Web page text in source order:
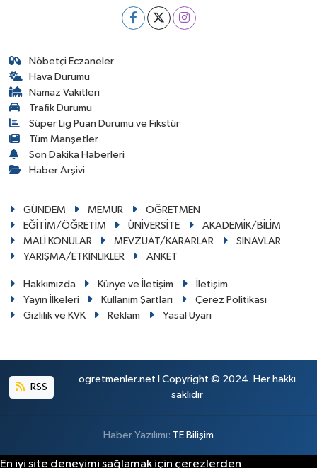
Nöbetçi Eczaneler
Hava Durumu
Namaz Vakitleri
Trafik Durumu
Süper Lig Puan Durumu ve Fikstür
Tüm Manşetler
Son Dakika Haberleri
Haber Arşivi
GÜNDEM MEMUR
ÖĞRETMEN
EĞİTİM/ÖĞRETİM
ÜNİVERSİTE
AKADEMİK/BİLİM
MALİ KONULAR
MEVZUAT/KARARLAR
SINAVLAR
YARIŞMA/ETKİNLİKLER
ANKET
Hakkımızda Künye ve İletişim
İletişim
Yayın İlkeleri
Kullanım Şartları
Çerez Politikası
Gizlilik ve KVK
Reklam Yasal Uyarı
RSS
ogretmenler.net I Copyright © 2024. Her hakkı
saklıdır
Haber Yazılımı: TE Bilişim
En iyi site deneyimi sağlamak için çerezlerden